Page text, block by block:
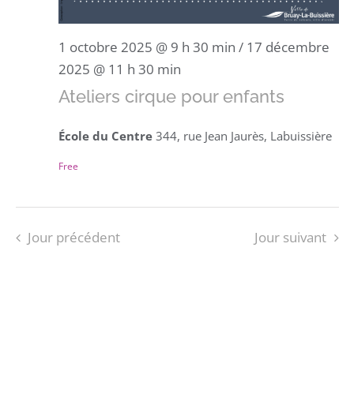
1 octobre 2025 @ 9 h 30 min / 17 décembre
2025 @ 11 h 30 min
Ateliers cirque pour enfants
École du Centre 344, rue Jean Jaurès, Labuissière
Free
Jour précédent Jour suivant